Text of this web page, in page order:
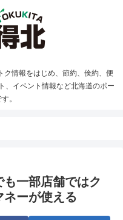
ク情報をはじめ、節約、倹約、便
、イベント情報など北海道のポー
。
一部店舗ではク
ネーが使える